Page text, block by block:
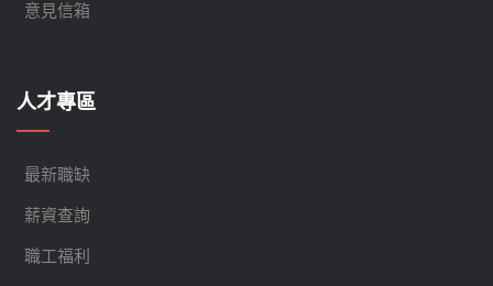
意見信箱
人才專區
最新職缺
薪資查詢
職工福利